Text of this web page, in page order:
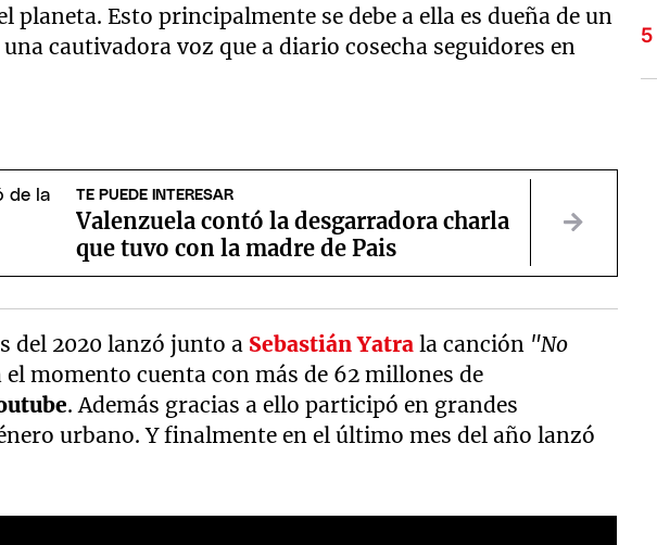
planeta. Esto principalmente se debe a ella es dueña de un
cautivadora voz que a diario cosecha seguidores en
TE PUEDE INTERESAR
Valenzuela contó la desgarradora charla
que tuvo con la madre de Pais
del 2020 lanzó junto a Sebastián Yatra la canción "No
el momento cuenta con más de 62 millones de
. Además gracias a ello participó en grandes
urbano. Y finalmente en el último mes del año lanzó